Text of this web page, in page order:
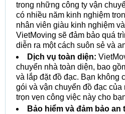
trong những công ty vận
có nhiều năm kinh nghiệm
nhân viên giàu kinh nghiệm
VietMoving sẽ đảm bảo quá
diễn ra một cách suôn sẻ và
Dịch vụ toàn diện:
chuyển nhà toàn diện, bao
và lắp đặt đồ đạc. Bạn không
gói và vận chuyển đồ đạc
trọn vẹn công việc này cho
Bảo hiểm và đảm bảo an